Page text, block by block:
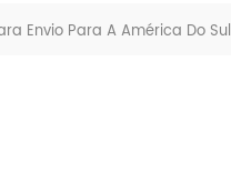
Envio Para A América Do Sul